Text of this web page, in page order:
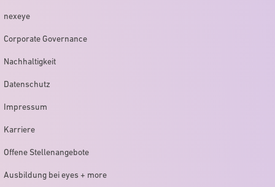
nexeye
Corporate Governance
Nachhaltigkeit
Datenschutz
Impressum
Karriere
Offene Stellenangebote
Ausbildung bei eyes + more